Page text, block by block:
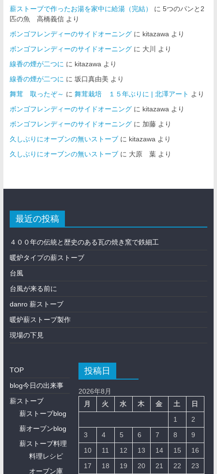
薪ストーブで作ったお湯を家中に給湯（完結）
に 5つのパンと2
匹の魚 高橋義信より
ボンゴフレンディーのサイドオーニングに kitazawa より
ボンゴフレンディーのサイドオーニングに 大川
より
線香の煙が二つに に kitazawa より
線香の煙が二つに に 坂口真由美 より
舞茸 取ったぞ～ に 舞茸栽培 １５年ぶりに | 北澤アート より
ボンゴフレンディーのサイドオーニングに kitazawa より
ボンゴフレンディーのサイドオーニングに 加藤より
久しぶりにオーブンの無いストーブに kitazawa より
久しぶりにオーブンの無いストーブに 大原 葉より
最近の投稿
４００年の伝統と歴史のある瓦の焼き窯で鉄細工
暖炉タイプの薪ストーブ
台風
台風が来る前に
danro 薪ストーブ
暖炉薪ストーブ製作
現場の下見
TOP
blog今日の出来事
薪ストーブ
薪ストーブblog
薪オーブンblog
薪ストーブ料理
料理レシピ
オーブン庫
投稿日
2026年8月
月
火 水 木 金 土 日
1
2
3
4 5 6 7 8
9
10
11 12 13 14 15
16
17
18 19 20 21 22
23